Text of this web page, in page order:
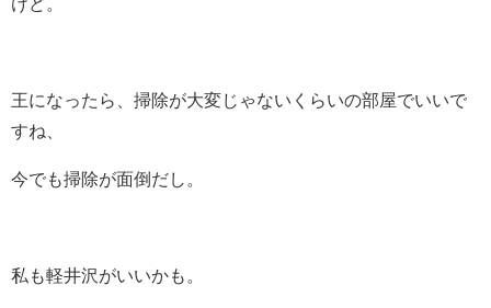
王になったら、掃除が大変じゃないくらいの部屋でいいで
すね、
今でも掃除が面倒だし。
私も軽井沢がいいかも。